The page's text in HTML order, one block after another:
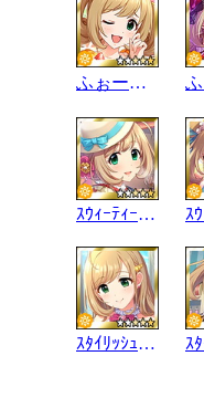
ふぉーりんはぁと
ｽｳｨｰﾃｨｰ･ﾆｭｰｲﾔｰ
ｽﾀｲﾘｯｼｭ･はぁと